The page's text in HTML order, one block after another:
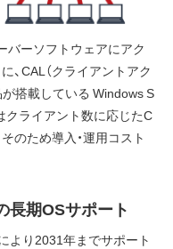
バーソフトウェアにアク
、CAL（クライアントアク
が搭載している Windows S
ライアント数に応じたC
のため導入・運用コスト
期OSサポート
より2031年までサポート